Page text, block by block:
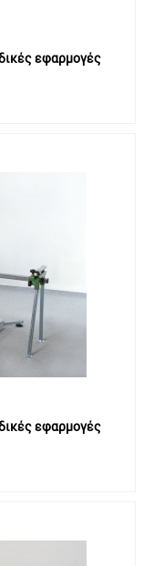
εφαρμογές
εφαρμογές